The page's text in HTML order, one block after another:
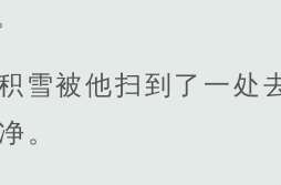
雪被他扫到了一处
。